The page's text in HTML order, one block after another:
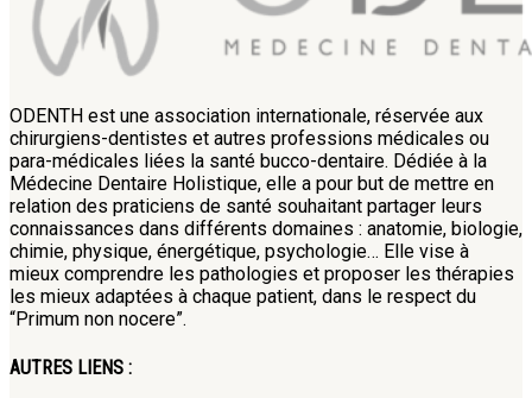
ODENTH est une association internationale, réservée aux
chirurgiens-dentistes et autres professions médicales ou
para-médicales liées la santé bucco-dentaire. Dédiée à la
Médecine Dentaire Holistique, elle a pour but de mettre en
relation des praticiens de santé souhaitant partager leurs
connaissances dans différents domaines : anatomie, biologie,
chimie, physique, énergétique, psychologie… Elle vise à
mieux comprendre les pathologies et proposer les thérapies
les mieux adaptées à chaque patient, dans le respect du
“Primum non nocere”.
AUTRES LIENS :